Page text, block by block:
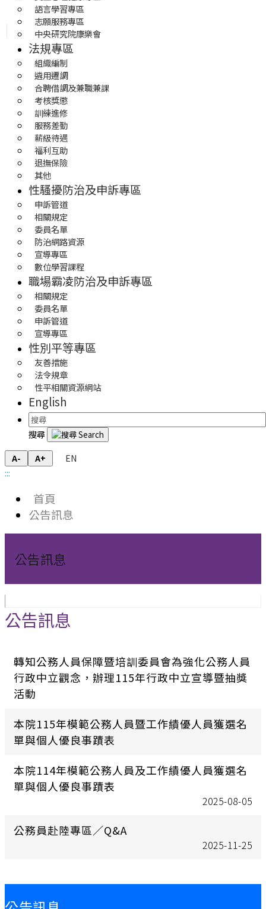
語言學習專區
志願服務專區
中央研究院康樂會
法規專區
組織編制
遴用遷調
合聘借調及兼職兼課
考核獎懲
訓練進修
服務差勤
薪級待遇
福利互助
退撫保險
其他
性騷擾防治及申訴專區
申訴管道
相關規定
委員名單
防治網路資源
宣導專區
數位學習課程
職場霸凌防治及申訴專區
相關規定
委員名單
申訴管道
宣導專區
性別平等專區
友善措施
法令規章
性平相關資源網站
English
搜尋
A- A+
EN
:::
首頁
公告訊息
公告訊息
公告訊息
轉知公務人員保障暨培訓委員會為強化公務人員
行政中立觀念，辦理115年行政中立宣導暨抽獎
活動
本院115年模範公務人員暨工作績優人員獲選名
單與個人優良事蹟表
本院114年模範公務人員及工作績優人員獲選名
單與個人優良事蹟表
2025-08-05
公務員赴陸專區／Q&A
2025-11-25